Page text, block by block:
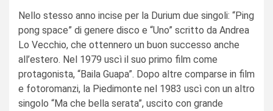
Nello stesso anno incise per la Durium due singoli: “Ping
pong space” di genere disco e “Uno” scritto da Andrea
Lo Vecchio, che ottennero un buon successo anche
all’estero. Nel 1979 uscì il suo primo film come
protagonista, “Baila Guapa”. Dopo altre comparse in film
e fotoromanzi, la Piedimonte nel 1983 uscì con un altro
singolo “Ma che bella serata”, uscito con grande